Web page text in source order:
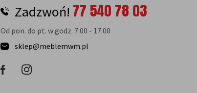
Zadzwoń! 77 540 78 03
Od pon. do pt. w godz. 7:00 - 17:00
sklep@meblemwm.pl